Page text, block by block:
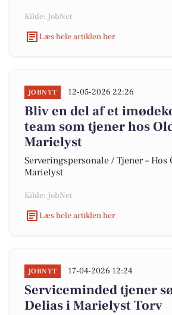
Kilde: JobNet
Læs hele artiklen her
JOBNYT 12-05-2026 22:26
Bliv en del af et
team som tjener hos
Marielyst
Serveringspersonale / Tjener – Hos
Marielyst
Kilde: JobNet
Læs hele artiklen her
JOBNYT 17-04-2026 12:24
Serviceminded tjener
Delias i Marielyst Torv